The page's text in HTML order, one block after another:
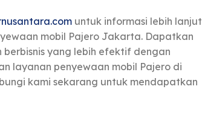
untuk informasi lebih lanjut
mobil Pajero Jakarta. Dapatkan
berbisnis yang lebih efektif dengan
layanan penyewaan mobil Pajero di
kami sekarang untuk mendapatkan